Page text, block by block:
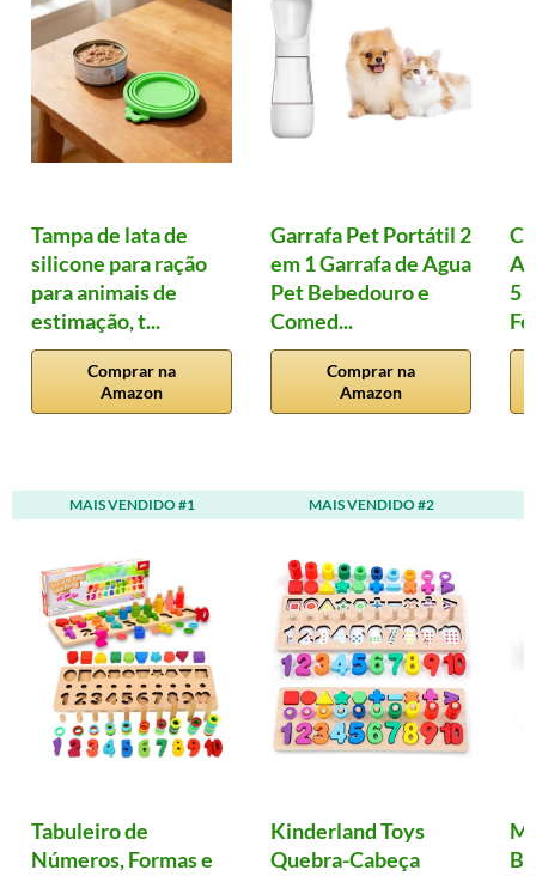
Tampa de lata de
silicone para ração
para animais de
estimação, t...
Comprar na
Amazon
Garrafa Pet Portátil 2
em 1 Garrafa de Agua
Pet Bebedouro e
Comed...
Comprar na
Amazon
5
MAIS VENDIDO #1
Tabuleiro de
Números, Formas e
MAIS VENDIDO #2
Kinderland Toys
Quebra-Cabeça